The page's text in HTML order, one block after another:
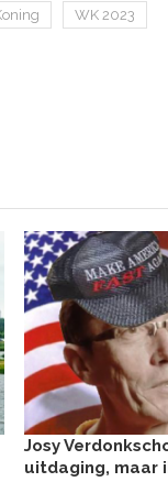
WK 2023
Josy
uitdaging, maar